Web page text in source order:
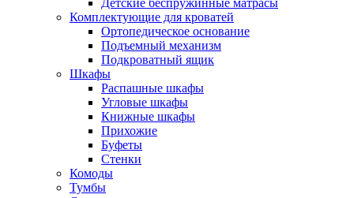
Детские беспружинные матрасы
Комплектующие для кроватей
Ортопедическое основание
Подъемный механизм
Подкроватный ящик
Шкафы
Распашные шкафы
Угловые шкафы
Книжные шкафы
Прихожие
Буфеты
Стенки
Комоды
Тумбы